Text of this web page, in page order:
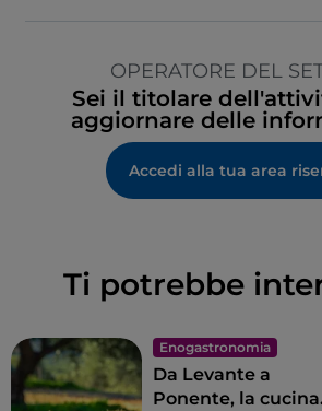
OPERATORE DEL
Sei il titolare
aggiornare delle
Accedi alla tua area
Ti potrebbe
Enogastronomia
Da Levante a
Ponente, la cucina